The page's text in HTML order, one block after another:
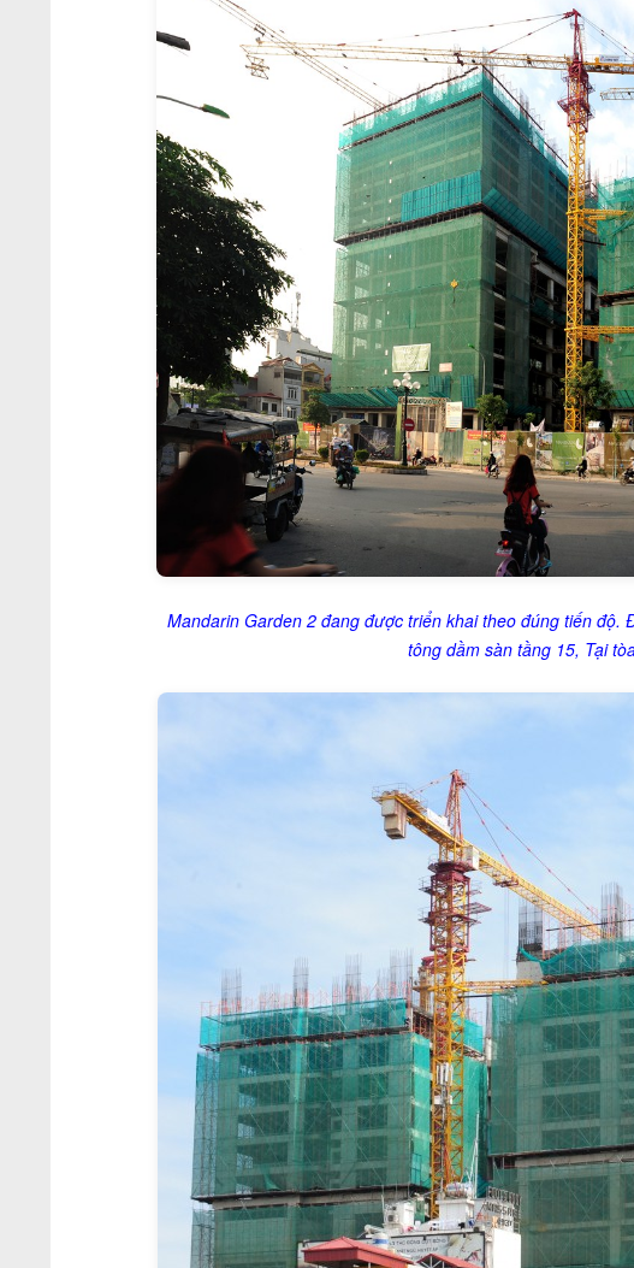
Mandarin Garden 2 đang được triển khai theo đúng tiến
tông dầm sàn tầng 15, Tại